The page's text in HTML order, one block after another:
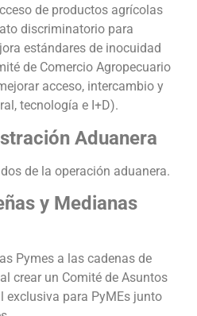
de productos agrícolas
discriminatorio para
estándares de inocuidad
de Comercio Agropecuario
acceso, intercambio y
tecnología e I+D).
Aduanera
de la operación aduanera.
y Medianas
Pymes a las cadenas de
crear un Comité de Asuntos
exclusiva para PyMEs junto